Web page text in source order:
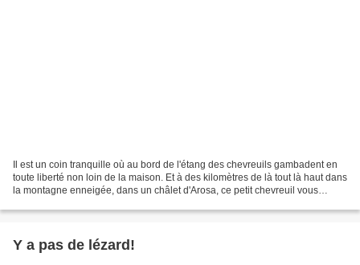
Il est un coin tranquille où au bord de l'étang des chevreuils gambadent en
toute liberté non loin de la maison. Et à des kilomètres de là tout là haut dans
la montagne enneigée, dans un châlet d'Arosa, ce petit chevreuil vous
Y a pas de lézard!